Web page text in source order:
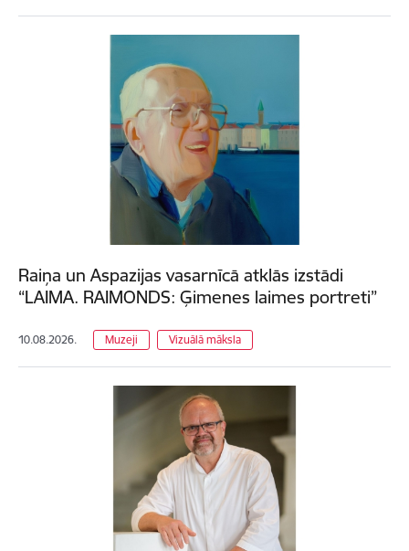
Raiņa un Aspazijas vasarnīcā atklās izstādi
“LAIMA. RAIMONDS: Ģimenes laimes portreti”
10.08.2026. Muzeji Vizuālā māksla